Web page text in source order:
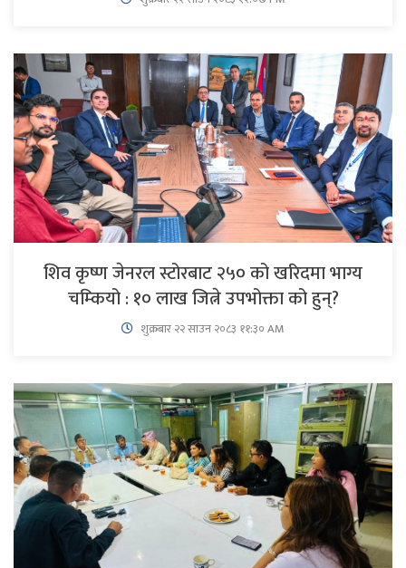
शिव कृष्ण जेनरल स्टोरबाट २५० को खरिदमा भाग्य
चम्कियो : १० लाख जित्ने उपभोक्ता को हुन्?
शुक्रबार​ २२ साउन २०८३ ११:३० AM